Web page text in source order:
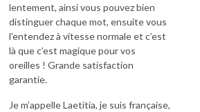
lentement, ainsi vous pouvez bien
distinguer chaque mot, ensuite vous
l’entendez à vitesse normale et c’est
là que c’est magique pour vos
oreilles ! Grande satisfaction
garantie.
Je m’appelle Laetitia, je suis française,